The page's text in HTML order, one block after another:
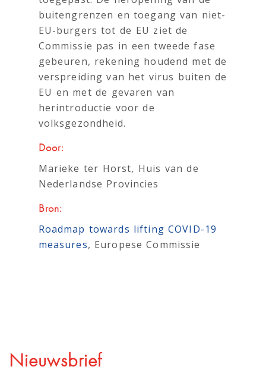
buitengrenzen en toegang van niet-
EU-burgers tot de EU ziet de
Commissie pas in een tweede fase
gebeuren, rekening houdend met de
verspreiding van het virus buiten de
EU en met de gevaren van
herintroductie voor de
volksgezondheid.
Door:
Marieke ter Horst, Huis van de
Nederlandse Provincies
Bron:
Roadmap towards lifting COVID-19
measures, Europese Commissie
Nieuwsbrief